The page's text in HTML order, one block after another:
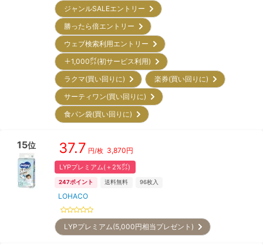
ジャンルSALEエントリー
勝ったら倍エントリー
ウェブ検索利用エントリー
＋1,000㌽(初サービス利用)
ラクマ(買い回りに)
楽券(買い回りに)
サーティワン(買い回りに)
食パン袋(買い回りに)
15位 37.7 円/枚 3,870円
LYPプレミアム(＋2%㌽)
247ポイント 送料無料 96枚入
LOHACO
LYPプレミアム(5,000円相当プレゼント)